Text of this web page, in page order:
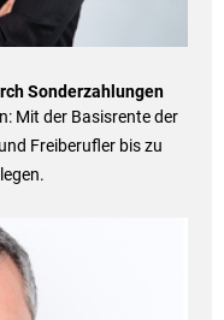
Sonderzahlungen
Mit der Basisrente der
Freiberufler bis zu